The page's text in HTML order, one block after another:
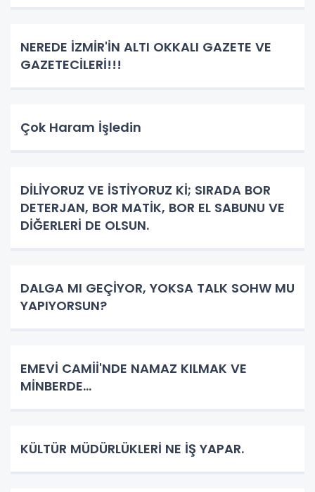
NEREDE İZMİR'İN ALTI OKKALI GAZETE VE
GAZETECİLERİ!!!
Çok Haram İşledin
DİLİYORUZ VE İSTİYORUZ Kİ; SIRADA BOR
DETERJAN, BOR MATİK, BOR EL SABUNU VE
DİĞERLERİ DE OLSUN.
DALGA MI GEÇİYOR, YOKSA TALK SOHW MU
YAPIYORSUN?
EMEVİ CAMİİ'NDE NAMAZ KILMAK VE
MİNBERDE...
KÜLTÜR MÜDÜRLÜKLERİ NE İŞ YAPAR.